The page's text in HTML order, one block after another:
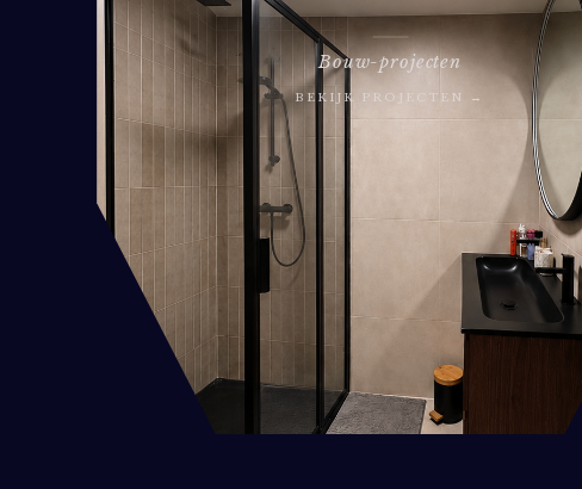
Bouw-projecten
BEKIJK PROJECTEN →